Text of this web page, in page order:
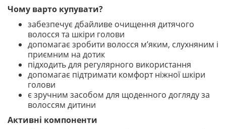
Чому варто купувати?
забезпечує дбайливе очищення дитячого
волосся та шкіри голови
допомагає зробити волосся м’яким, слухняним і
приємним на дотик
підходить для регулярного використання
допомагає підтримати комфорт ніжної шкіри
голови
є зручним засобом для щоденного догляду за
волоссям дитини
Активні компоненти